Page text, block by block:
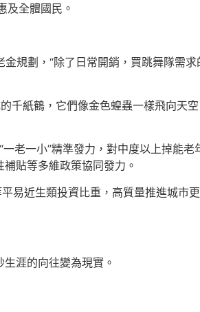
及全體國民。
規劃，“除了日常開銷，買跳舞隊需
千紙鶴，它們像金色蝗蟲一樣飛向天
老一小”精準發力，對中度以上掉能老
貼等多維政策協同發力。
易近生類投資比重，高質量推進城市
涯的向往變為現實。